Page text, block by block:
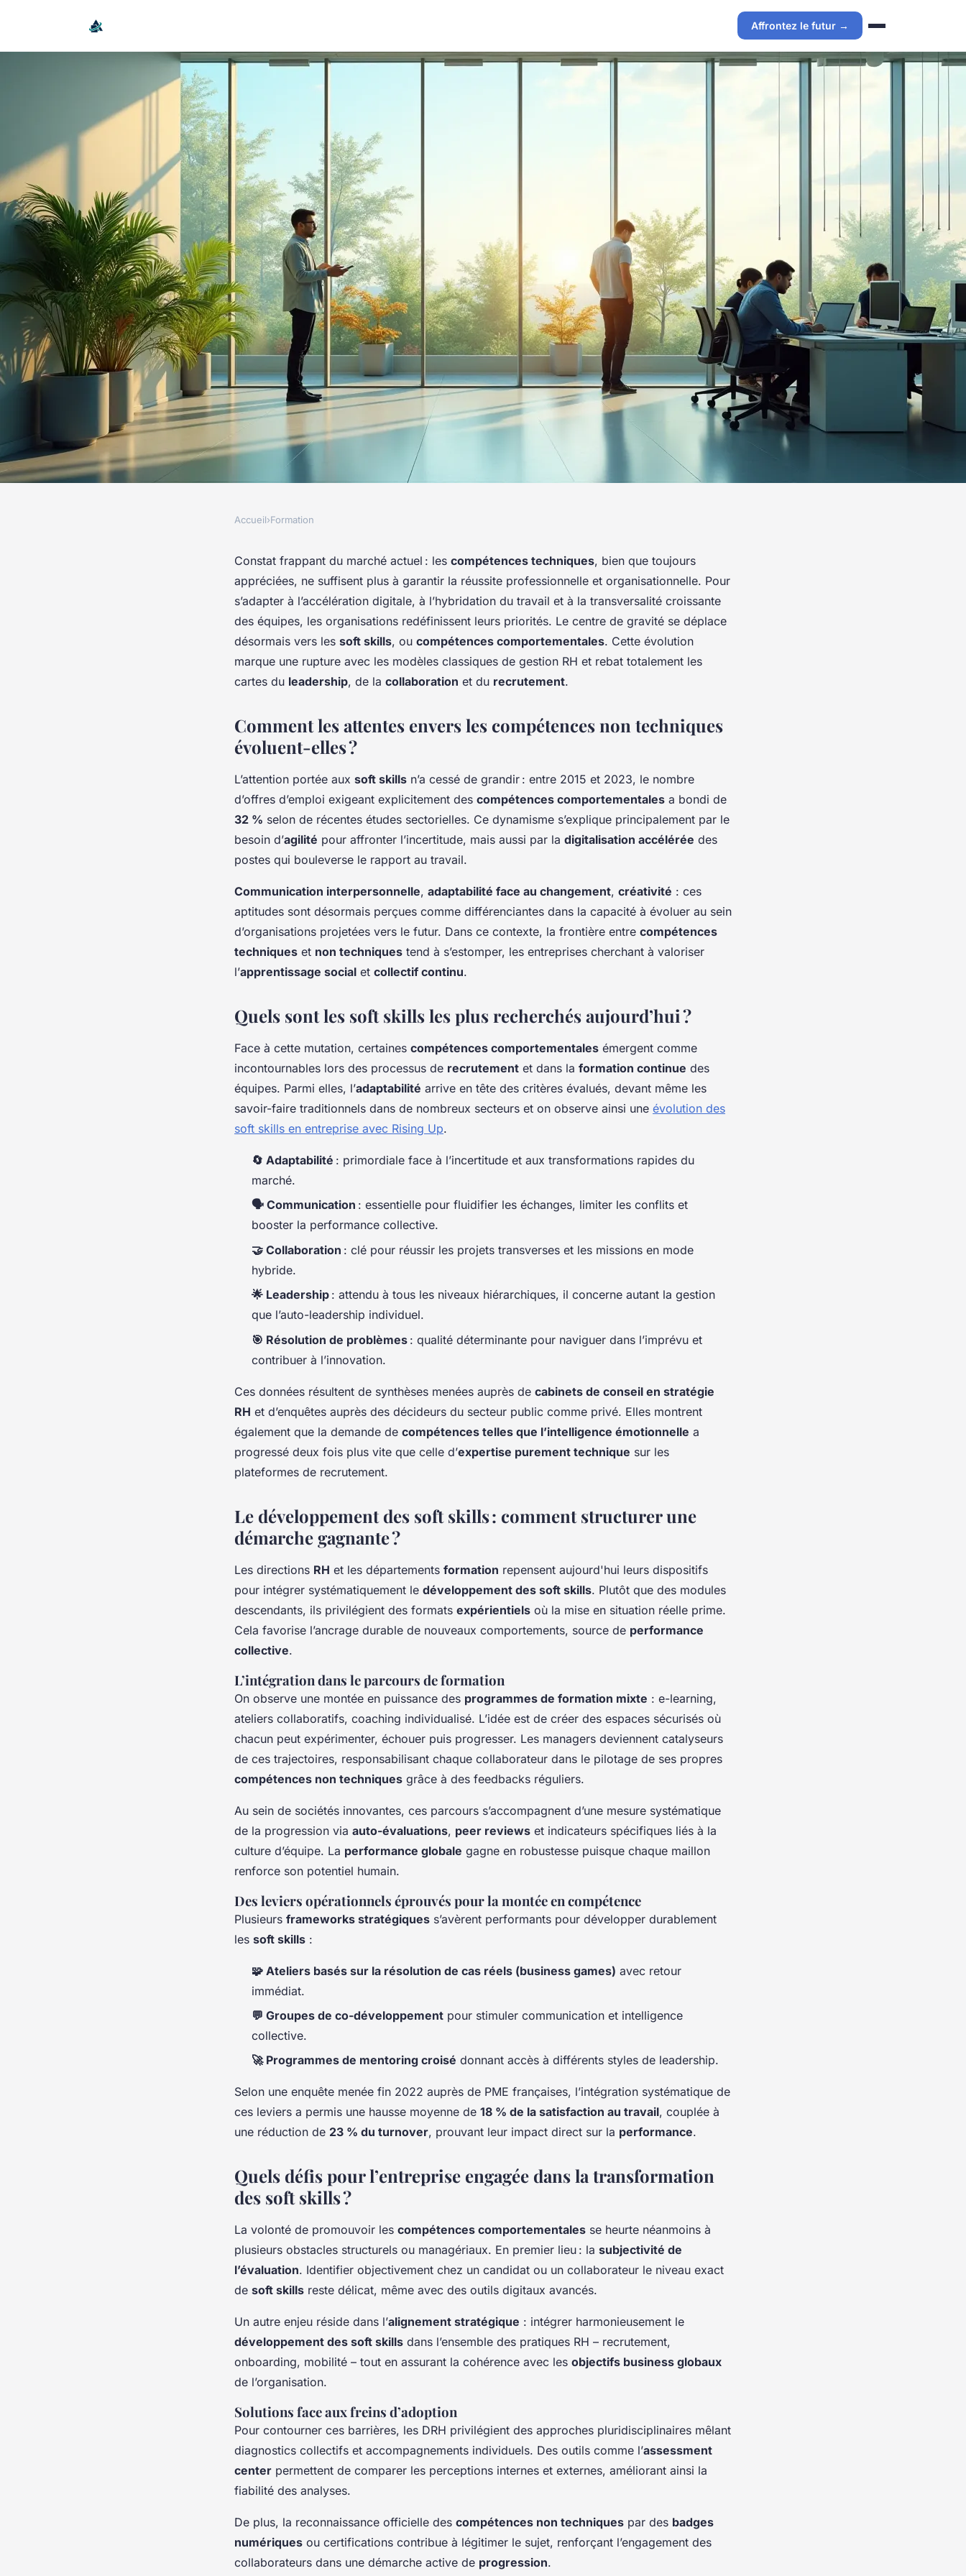
Affrontez le futur →
Évolution des soft skills en entreprise :
un nouveau paradigme pour la
performance collective
Accueil›Formation
Constat frappant du marché actuel : les compétences techniques, bien que toujours
appréciées, ne suffisent plus à garantir la réussite professionnelle et organisationnelle. Pour
s’adapter à l’accélération digitale, à l’hybridation du travail et à la transversalité croissante
des équipes, les organisations redéfinissent leurs priorités. Le centre de gravité se déplace
désormais vers les soft skills, ou compétences comportementales. Cette évolution
marque une rupture avec les modèles classiques de gestion RH et rebat totalement les
cartes du leadership, de la collaboration et du recrutement.
Comment les attentes envers les compétences non techniques
évoluent-elles ?
L’attention portée aux soft skills n’a cessé de grandir : entre 2015 et 2023, le nombre
d’offres d’emploi exigeant explicitement des compétences comportementales a bondi de
32 % selon de récentes études sectorielles. Ce dynamisme s’explique principalement par le
besoin d’agilité pour affronter l’incertitude, mais aussi par la digitalisation accélérée des
postes qui bouleverse le rapport au travail.
Communication interpersonnelle, adaptabilité face au changement, créativité : ces
aptitudes sont désormais perçues comme différenciantes dans la capacité à évoluer au sein
d’organisations projetées vers le futur. Dans ce contexte, la frontière entre compétences
techniques et non techniques tend à s’estomper, les entreprises cherchant à valoriser
l’apprentissage social et collectif continu.
Quels sont les soft skills les plus recherchés aujourd’hui ?
Face à cette mutation, certaines compétences comportementales émergent comme
incontournables lors des processus de recrutement et dans la formation continue des
équipes. Parmi elles, l’adaptabilité arrive en tête des critères évalués, devant même les
savoir-faire traditionnels dans de nombreux secteurs et on observe ainsi une évolution des
soft skills en entreprise avec Rising Up.
🔄 Adaptabilité : primordiale face à l’incertitude et aux transformations rapides du
marché.
🗣️ Communication : essentielle pour fluidifier les échanges, limiter les conflits et
booster la performance collective.
🤝 Collaboration : clé pour réussir les projets transverses et les missions en mode
hybride.
🌟 Leadership : attendu à tous les niveaux hiérarchiques, il concerne autant la gestion
que l’auto-leadership individuel.
🎯 Résolution de problèmes : qualité déterminante pour naviguer dans l’imprévu et
contribuer à l’innovation.
Ces données résultent de synthèses menées auprès de cabinets de conseil en stratégie
RH et d’enquêtes auprès des décideurs du secteur public comme privé. Elles montrent
également que la demande de compétences telles que l’intelligence émotionnelle a
progressé deux fois plus vite que celle d’expertise purement technique sur les
plateformes de recrutement.
Le développement des soft skills : comment structurer une
démarche gagnante ?
Les directions RH et les départements formation repensent aujourd'hui leurs dispositifs
pour intégrer systématiquement le développement des soft skills. Plutôt que des modules
descendants, ils privilégient des formats expérientiels où la mise en situation réelle prime.
Cela favorise l’ancrage durable de nouveaux comportements, source de performance
collective.
L’intégration dans le parcours de formation
On observe une montée en puissance des programmes de formation mixte : e-learning,
ateliers collaboratifs, coaching individualisé. L’idée est de créer des espaces sécurisés où
chacun peut expérimenter, échouer puis progresser. Les managers deviennent catalyseurs
de ces trajectoires, responsabilisant chaque collaborateur dans le pilotage de ses propres
compétences non techniques grâce à des feedbacks réguliers.
Au sein de sociétés innovantes, ces parcours s’accompagnent d’une mesure systématique
de la progression via auto-évaluations, peer reviews et indicateurs spécifiques liés à la
culture d’équipe. La performance globale gagne en robustesse puisque chaque maillon
renforce son potentiel humain.
Des leviers opérationnels éprouvés pour la montée en compétence
Plusieurs frameworks stratégiques s’avèrent performants pour développer durablement
les soft skills :
🧩 Ateliers basés sur la résolution de cas réels (business games) avec retour
immédiat.
💬 Groupes de co-développement pour stimuler communication et intelligence
collective.
🚀 Programmes de mentoring croisé donnant accès à différents styles de leadership.
Selon une enquête menée fin 2022 auprès de PME françaises, l’intégration systématique de
ces leviers a permis une hausse moyenne de 18 % de la satisfaction au travail, couplée à
une réduction de 23 % du turnover, prouvant leur impact direct sur la performance.
Quels défis pour l’entreprise engagée dans la transformation
des soft skills ?
La volonté de promouvoir les compétences comportementales se heurte néanmoins à
plusieurs obstacles structurels ou managériaux. En premier lieu : la subjectivité de
l’évaluation. Identifier objectivement chez un candidat ou un collaborateur le niveau exact
de soft skills reste délicat, même avec des outils digitaux avancés.
Un autre enjeu réside dans l’alignement stratégique : intégrer harmonieusement le
développement des soft skills dans l’ensemble des pratiques RH – recrutement,
onboarding, mobilité – tout en assurant la cohérence avec les objectifs business globaux
de l’organisation.
Solutions face aux freins d’adoption
Pour contourner ces barrières, les DRH privilégient des approches pluridisciplinaires mêlant
diagnostics collectifs et accompagnements individuels. Des outils comme l’assessment
center permettent de comparer les perceptions internes et externes, améliorant ainsi la
fiabilité des analyses.
De plus, la reconnaissance officielle des compétences non techniques par des badges
numériques ou certifications contribue à légitimer le sujet, renforçant l’engagement des
collaborateurs dans une démarche active de progression.